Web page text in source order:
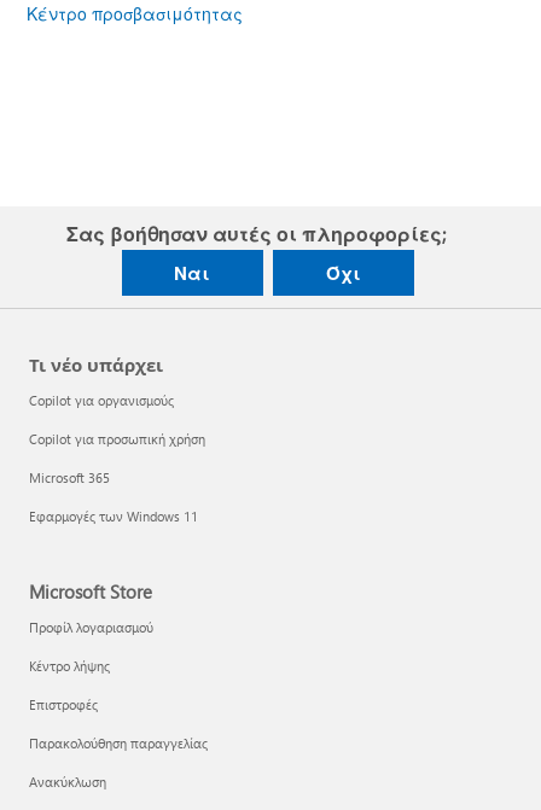
Κέντρο προσβασιμότητας
Σας βοήθησαν αυτές οι πληροφορίες;
Ναι Όχι
Τι νέο υπάρχει
Copilot για οργανισμούς
Copilot για προσωπική χρήση
Microsoft 365
Εφαρμογές των Windows 11
Microsoft Store
Προφίλ λογαριασμού
Κέντρο λήψης
Επιστροφές
Παρακολούθηση παραγγελίας
Ανακύκλωση